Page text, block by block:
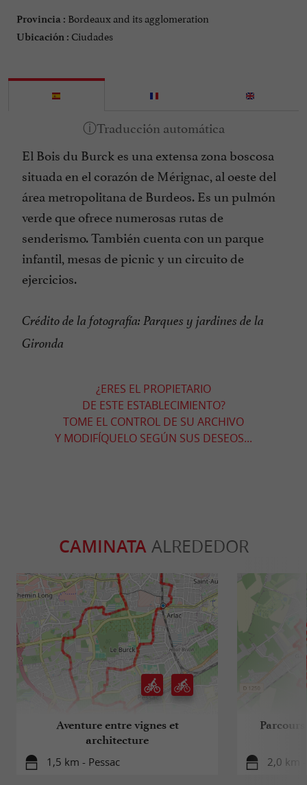
Provincia : Bordeaux and its agglomeration
Ubicación : Ciudades
El Bois du Burck es una extensa zona boscosa
situada en el corazón de Mérignac, al oeste del
área metropolitana de Burdeos. Es un pulmón
verde que ofrece numerosas rutas de
senderismo. También cuenta con un parque
infantil, mesas de picnic y un circuito de
ejercicios.
Crédito de la fotografía: Parques y jardines de la
Gironda
¿ERES EL PROPIETARIO
DE ESTE ESTABLECIMIENTO?
TOME EL CONTROL DE SU ARCHIVO
Y MODIFÍQUELO SEGÚN SUS DESEOS...
CAMINATAALREDEDOR
Aventure entre vignes et
architecture
1,5 km - Pessac 2,0 km